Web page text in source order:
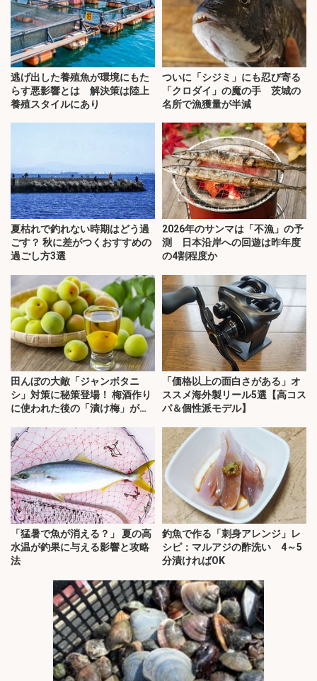
逃げ出した養殖魚が環境にもた
らす悪影響とは 解決策は陸上
養殖スタイルにあり
ついに「シジミ」にも忍び寄る
「クロダイ」の魔の手 茨城の
名所で漁獲量が半減
夏枯れで釣れない時期はどう過
ごす？ 秋に差がつくおすすめの
過ごし方3選
2026年のサンマは「不漁」の予
測 日本沿岸への回遊は昨年度
の4割程度か
田んぼの大敵「ジャンボタニ
シ」対策に秘策登場！ 梅酒作り
に使われた後の「漬け梅」が効
「価格以上の面白さがある」オ
ススメ海外製リール5選【高コス
パ＆個性派モデル】
「猛暑で魚が消える？」 夏の高
水温が釣果に与える影響と攻略
法
釣魚で作る「刺身アレンジ」レ
シピ：マルアジの酢洗い 4～5
分漬ければOK